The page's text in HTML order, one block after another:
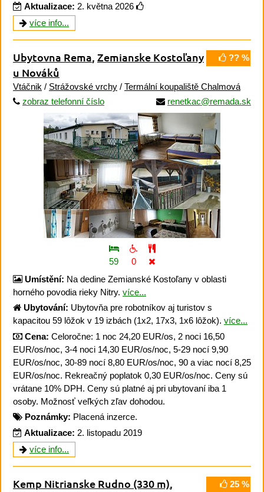
Aktualizace: 2. května 2026
více info...
?? %
Ubytovna Rema, Zemianske Kostoľany
u Nováků
Vtáčnik / Strážovské vrchy / Termální koupaliště Chalmová
zobraz telefonní číslo
renetkac@remada.sk
59
0
Umístění: Na dedine Zemianské Kostoľany v oblasti
horného povodia rieky Nitry. více...
Ubytování: Ubytovňa pre robotníkov aj turistov s
kapacitou 59 lôžok v 19 izbách (1x2, 17x3, 1x6 lôžok). více...
Cena: Celoročne: 1 noc 24,20 EUR/os, 2 noci 16,50
EUR/os/noc, 3-4 noci 14,30 EUR/os/noc, 5-29 nocí 9,90
EUR/os/noc, 30-89 nocí 8,80 EUR/os/noc, 90 a viac nocí 8,25
EUR/os/noc. Rekreačný poplatok 0,30 EUR/os/noc. Ceny sú
vrátane 10% DPH. Ceny sú platné aj pri ubytovaní iba 1
osoby. Možnosť veľkých zľav dohodou.
Poznámky: Placená inzerce.
Aktualizace: 2. listopadu 2019
více info...
25 %
Kemp Nitrianske Rudno (330 m),